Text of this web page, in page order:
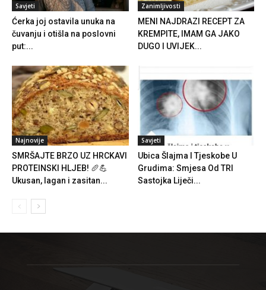
Savjeti
Ćerka joj ostavila unuka na
čuvanju i otišla na poslovni
put:...
Zanimljivosti
MENI NAJDRAZI RECEPT ZA
KREMPITE, IMAM GA JAKO
DUGO I UVIJEK...
Najnovije
SMRŠAJTE BRZO UZ HRCKAVI
PROTEINSKI HLJEB! 🥖💪
Ukusan, lagan i zasitan...
Savjeti
Ubica Šlajma I Tjeskobe U
Grudima: Smjesa Od TRI
Sastojka Liječi...